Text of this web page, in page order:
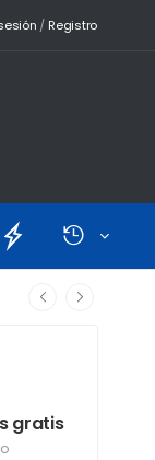
/ Registro
gratis